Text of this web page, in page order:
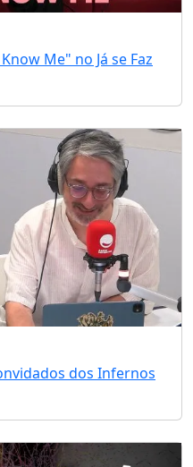
Me" no Já se Faz
dos Infernos